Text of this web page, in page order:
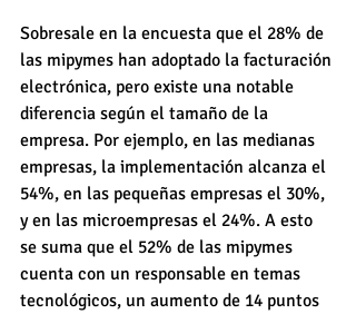
Sobresale en la encuesta que el 28% de
las mipymes han adoptado la facturación
electrónica, pero existe una notable
diferencia según el tamaño de la
empresa. Por ejemplo, en las medianas
empresas, la implementación alcanza el
54%, en las pequeñas empresas el 30%,
y en las microempresas el 24%. A esto
se suma que el 52% de las mipymes
cuenta con un responsable en temas
tecnológicos, un aumento de 14 puntos